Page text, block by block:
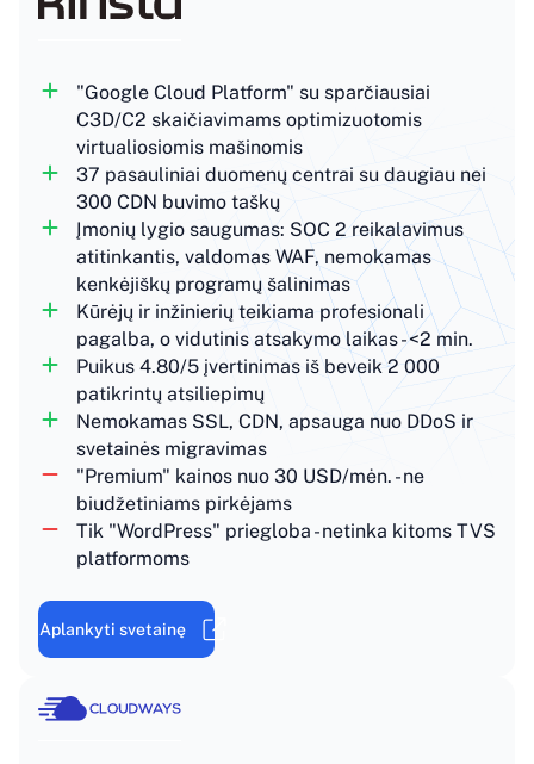
"Google Cloud Platform" su sparčiausiai
C3D/C2 skaičiavimams optimizuotomis
virtualiosiomis mašinomis
37 pasauliniai duomenų centrai su daugiau nei
300 CDN buvimo taškų
Įmonių lygio saugumas: SOC 2 reikalavimus
atitinkantis, valdomas WAF, nemokamas
kenkėjiškų programų šalinimas
Kūrėjų ir inžinierių teikiama profesionali
pagalba, o vidutinis atsakymo laikas - <2 min.
Puikus 4.80/5 įvertinimas iš beveik 2 000
patikrintų atsiliepimų
Nemokamas SSL, CDN, apsauga nuo DDoS ir
svetainės migravimas
"Premium" kainos nuo 30 USD/mėn. - ne
biudžetiniams pirkėjams
Tik "WordPress" priegloba - netinka kitoms TVS
platformoms
Aplankyti svetainę